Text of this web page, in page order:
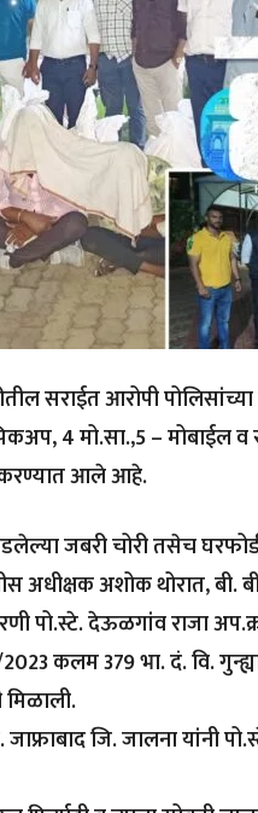
सराईत आरोपी
4 मो.सा.,5 – मोबाईल
करण्यात आले आहे.
जबरी चोरी तसेच
अशोक थोरात, बी.
पो.स्टे. देऊळगांव राजा
कलम 379 भा. दं. वि.
मिळाली.
जाफ्राबाद जि. जालना यांनी